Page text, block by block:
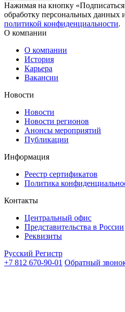
Нажимая на кнопку
обработку персональных данных
политикой конфиденциальности.
О компании
О компании
История
Карьера
Вакансии
Новости
Новости
Новости регионов
Анонсы мероприятий
Публикации
Информация
Реестр сертификатов
Политика
Контакты
Центральный офис
Представительства в России
Реквизиты
Русский Регистр
+7 812 670-90-01 Обратный